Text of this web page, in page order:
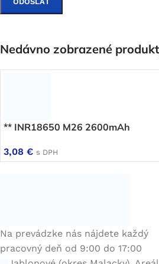
Nedávno zobrazené
** INR18650 M26 2600mAh
3,08 € s DPH
Na prevádzke nás nájdete každý
pracovný deň od 9:00 do 17:00